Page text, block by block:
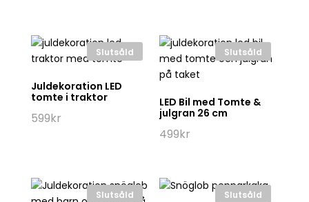
Slutsåld
Juldekoration LED
tomte i traktor
599kr
Slutsåld
LED Bil med Tomte &
julgran 26 cm
499kr
Slutsåld Slutsåld